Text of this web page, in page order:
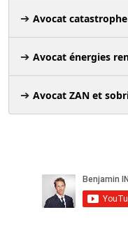
Avocat
Avocat énergies
Avocat ZAN et